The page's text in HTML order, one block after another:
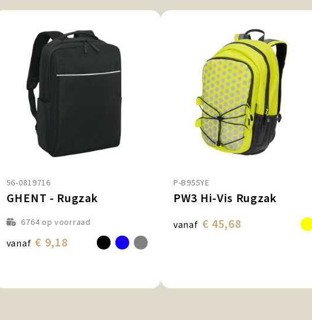
56-0819716
GHENT - Rugzak
6764op voorraad
vanaf € 9,18
P-B955YE
PW3 Hi-Vis Rugzak
vanaf € 45,68